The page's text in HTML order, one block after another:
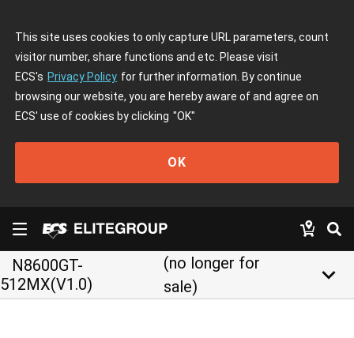
This site uses cookies to only capture URL parameters, count
visitor number, share functions and etc. Please visit
ECS's Privacy Policy for further information. By continue
browsing our website, you are hereby aware of and agree on
ECS' use of cookies by clicking "OK"
OK
N8600GT-
512MX(V1.0)
(no longer for
sale)
keyboard_arrow_down